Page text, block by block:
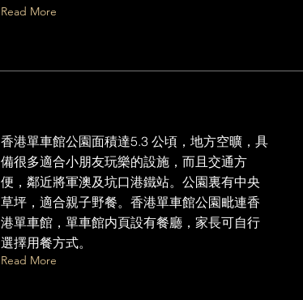
Read More
香港單車館公園面積達5.3 公頃，地方空曠，具
備很多適合小朋友玩樂的設施，而且交通方
便，鄰近將軍澳及坑口港鐵站。公園裏有中央
草坪，適合親子野餐。香港單車館公園毗連香
港單車館，單車館内頁設有餐廳，家長可自行
選擇用餐方式。
Read More